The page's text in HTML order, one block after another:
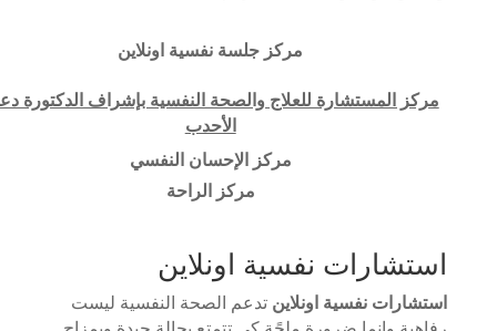
مركز جلسة نفسية اونلاين
مركز المستشارة للعلاج والصحة النفسية بإشراف الدكتورة
الأحدب
مركز الإحسان النفسي
مركز الراحة
استشارات نفسية اونلاين
استشارات نفسية اونلاين تدعم الصحة النفسية ليست